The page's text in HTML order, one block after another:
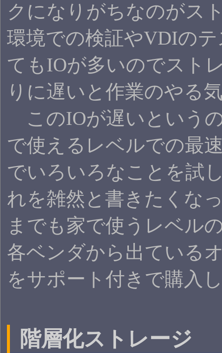
クになりがちなのがス
環境での検証やVDIの
てもIOが多いのでスト
りに遅いと作業のやる
このIOが遅いという
で使えるレベルでの最
でいろいろなことを試
れを雑然と書きたくな
までも家で使うレベル
各ベンダから出ている
をサポート付きで購入
階層化ストレージ